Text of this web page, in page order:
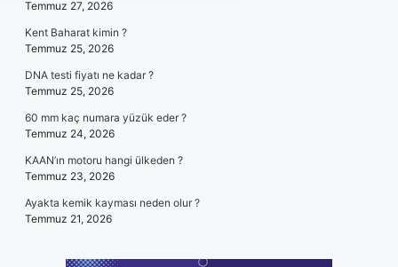
Temmuz 27, 2026
Kent Baharat kimin ?
Temmuz 25, 2026
DNA testi fiyatı ne kadar ?
Temmuz 25, 2026
60 mm kaç numara yüzük eder ?
Temmuz 24, 2026
KAAN’ın motoru hangi ülkeden ?
Temmuz 23, 2026
Ayakta kemik kayması neden olur ?
Temmuz 21, 2026